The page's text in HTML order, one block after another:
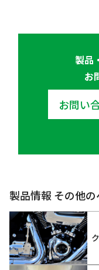
製品
お
お問い
製品情報 その他